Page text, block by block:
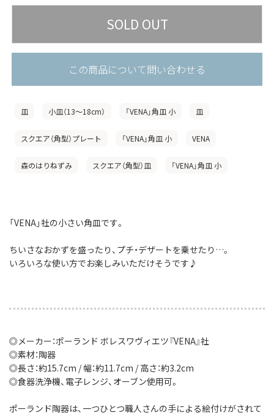
この商品について問い合わせる
皿 小皿（13〜18cm） 「VENA」角皿 小 皿
スクエア（角型）プレート 「VENA」角皿 小 VENA
森のはりねずみ スクエア（角型）皿 「VENA」角皿 小
「VENA」社の小さい角皿です。
ちいさなおかずを盛ったり、プチ・デザートを乗せたり…。
いろいろな使い方でお楽しみいただけそうです♪
◎メーカー：ポーランド ボレスワヴィエツ『VENA』社
◎素材：陶器
◎長さ：約15.7cm / 幅：約11.7cm / 高さ：約3.2cm
◎食器洗浄機、電子レンジ、オーブン使用可。
ポーランド陶器は、一つひとつ職人さんの手による絵付けがされて